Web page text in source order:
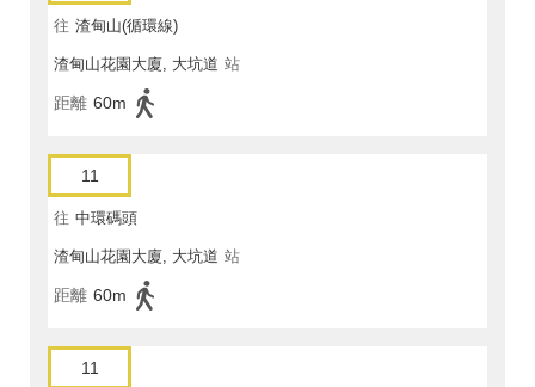
往 渣甸山(循環線)
渣甸山花園大廈, 大坑道 站
距離 60m
11
往 中環碼頭
渣甸山花園大廈, 大坑道 站
距離 60m
11